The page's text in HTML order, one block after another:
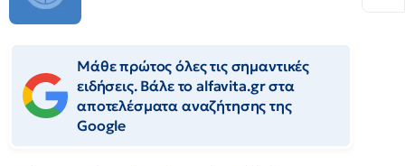
Μάθε πρώτος όλες τις σημαντικές
ειδήσεις. Βάλε το alfavita.gr στα
αποτελέσματα αναζήτησης της
Google